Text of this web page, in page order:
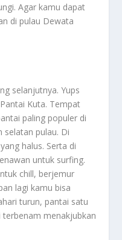
. Agar kamu dapat
di pulau Dewata
selanjutnya. Yups
Kuta. Tempat
paling populer di
selatan pulau. Di
halus. Serta di
untuk surfing.
chill, berjemur
lagi kamu bisa
turun, pantai satu
menakjubkan